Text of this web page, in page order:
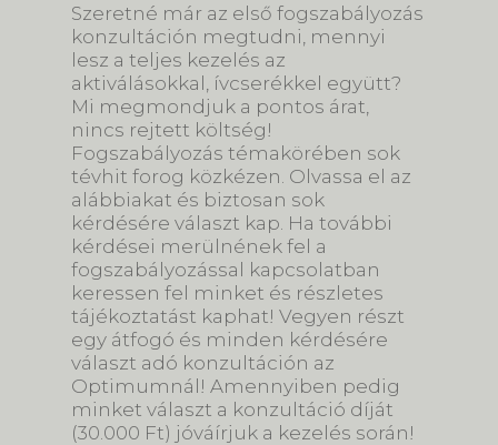
Szeretné már az első fogszabályozás
konzultáción megtudni, mennyi
lesz a teljes kezelés az
aktiválásokkal, ívcserékkel együtt?
Mi megmondjuk a pontos árat,
nincs rejtett költség!
Fogszabályozás témakörében sok
tévhit forog közkézen. Olvassa el az
alábbiakat és biztosan sok
kérdésére választ kap. Ha további
kérdései merülnének fel a
fogszabályozással kapcsolatban
keressen fel minket és részletes
tájékoztatást kaphat! Vegyen részt
egy átfogó és minden kérdésére
választ adó konzultáción az
Optimumnál! Amennyiben pedig
minket választ a konzultáció díját
(30.000 Ft) jóváírjuk a kezelés során!